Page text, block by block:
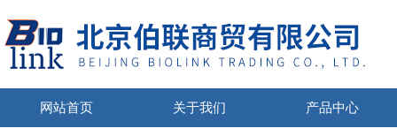
网站首页 关于我们 产品中心